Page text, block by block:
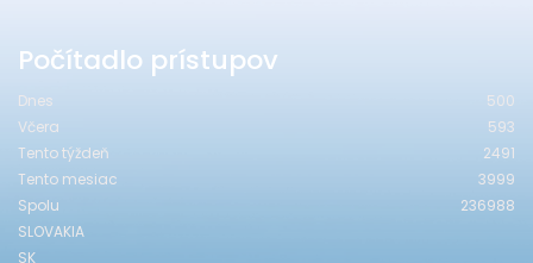
Počítadlo prístupov
Dnes
500
Včera
593
Tento týždeň
2491
Tento mesiac
3999
Spolu
236988
SLOVAKIA
SK